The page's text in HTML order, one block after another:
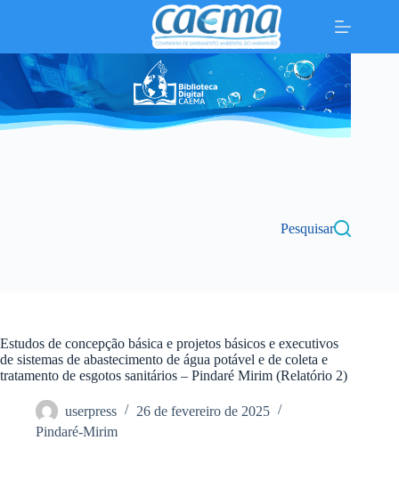
conteúdo
Pesquisar
Estudos de concepção básica e projetos básicos e executivos
de sistemas de abastecimento de água potável e de coleta e
tratamento de esgotos sanitários – Pindaré Mirim (Relatório 2)
userpress
26 de fevereiro de 2025
Pindaré-Mirim